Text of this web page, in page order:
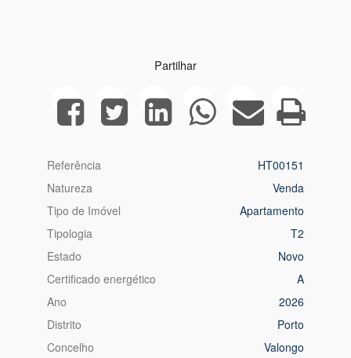
Partilhar
Referência
HT00151
Natureza
Venda
Tipo de Imóvel
Apartamento
Tipologia
T2
Estado
Novo
Certificado energético
A
Ano
2026
Distrito
Porto
Concelho
Valongo